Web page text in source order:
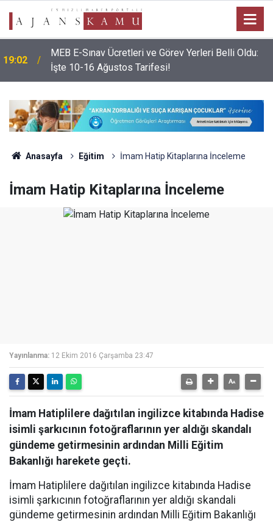
19:02
MEB E-Sınav Ücretleri ve Görev Yerleri Belli Oldu:
İşte 10-16 Ağustos Tarifesi!
Anasayfa Eğitim İmam Hatip Kitaplarına İnceleme
İmam Hatip Kitaplarına İnceleme
Yayınlanma: 12 Ekim 2016 Çarşamba 23:47
İmam Hatiplilere dağıtılan ingilizce kitabında Hadise
isimli şarkıcının fotoğraflarının yer aldığı skandalı
gündeme getirmesinin ardından Milli Eğitim
Bakanlığı harekete geçti.
İmam Hatiplilere dağıtılan ingilizce kitabında Hadise
isimli şarkıcının fotoğraflarının yer aldığı skandali
gündeme getirmesinin ardından Milli Eğitim Bakanlığı